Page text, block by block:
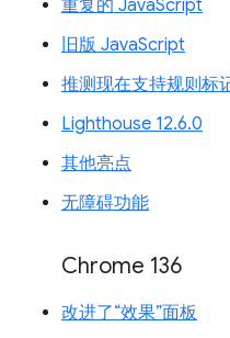
重复的 JavaScript
旧版 JavaScript
推测现在支持规则标
Lighthouse 12.6.0
其他亮点
无障碍功能
Chrome 136
改进了“效果”面板